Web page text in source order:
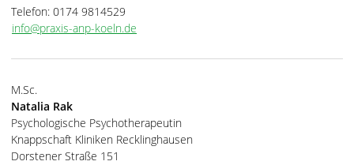
Telefon: 0174 9814529
info@praxis-anp-koeln.de
M.Sc.
Natalia Rak
Psychologische Psychotherapeutin
Knappschaft Kliniken Recklinghausen
Dorstener Straße 151